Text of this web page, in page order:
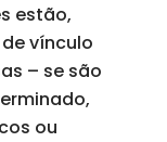
estão,
vínculo
– se são
ou